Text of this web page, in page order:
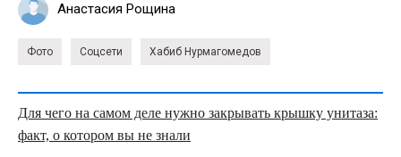
Анастасия Рощина
Фото Соцсети Хабиб Нурмагомедов
Для чего на самом деле нужно закрывать крышку унитаза:
факт, о котором вы не знали